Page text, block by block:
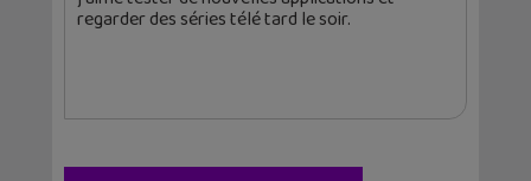
regarder des séries télé tard le soir.